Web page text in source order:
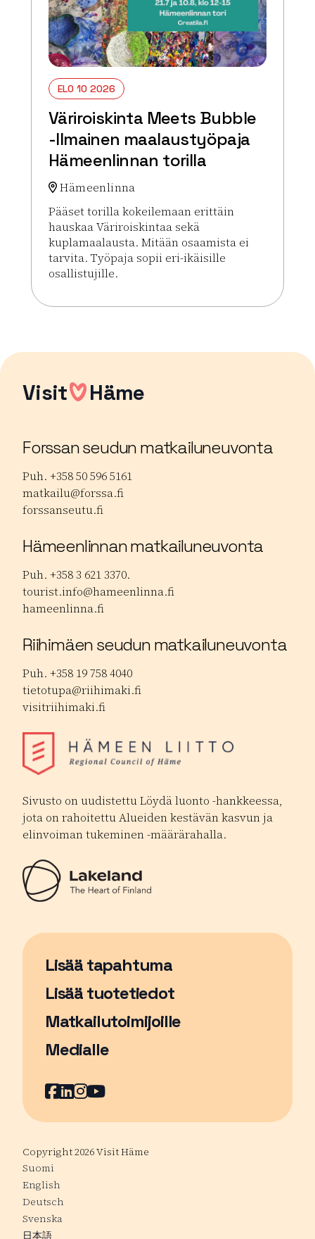
ELO 10 2026
Väriroiskinta Meets Bubble
-Ilmainen maalaustyöpaja
Hämeenlinnan torilla
Hämeenlinna
Pääset torilla kokeilemaan erittäin
hauskaa Väriroiskintaa sekä
kuplamaalausta. Mitään osaamista ei
tarvita. Työpaja sopii eri-ikäisille
osallistujille.
Lue lisää tapahtumasta Väriroiskinta Meets
Visit Häme
Forssan seudun matkailuneuvonta
Puh. +358 50 596 5161
matkailu@forssa.fi
forssanseutu.fi
Hämeenlinnan matkailuneuvonta
Puh. +358 3 621 3370.
tourist.info@hameenlinna.fi
hameenlinna.fi
Riihimäen seudun matkailuneuvonta
Puh. +358 19 758 4040
tietotupa@riihimaki.fi
visitriihimaki.fi
Sivusto on uudistettu Löydä luonto -hankkeessa,
jota on rahoitettu Alueiden kestävän kasvun ja
elinvoiman tukeminen -määrärahalla.
Lisää tapahtuma
Sivu avautuu uudessa ikkunassa
Lisää tuotetiedot
Matkailutoimijoille
Medialle
Facebook
Sivu avautuu uudessa ikkunassa
LinkedIn
Sivu avautuu uudessa ikkunassa
Instagram
Sivu avautuu uudessa
YouTube
Sivu avautuu uudessa
Copyright 2026 Visit Häme
Suomi
English
Deutsch
Svenska
日本語